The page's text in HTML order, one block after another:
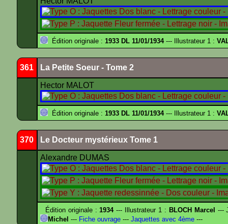
Édition originale : 1933 DL 11/01/1934--- Illustrateur 1 :
361 La Petite Soeur - Tome 2
Hector MALOT
Édition originale : 1933 DL 11/01/1934--- Illustrateur 1 :
370 Le Docteur mystérieux Tome 1
Alexandre DUMAS
Édition originale :1934--- Illustrateur 1 : BLOCH Marcel ---
Michel --- Fiche ouvrage --- Jaquettes avec 4ème ---